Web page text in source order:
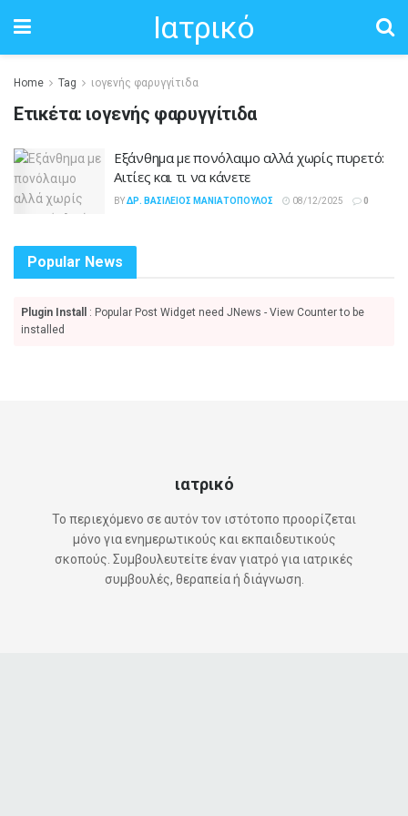
Ιατρικό
Home Tag ιογενής φαρυγγίτιδα
Ετικέτα: ιογενής φαρυγγίτιδα
Εξάνθημα με πονόλαιμο αλλά χωρίς πυρετό:
Αιτίες και τι να κάνετε
BYΔΡ. ΒΑΣΊΛΕΙΟΣ ΜΑΝΙΑΤΌΠΟΥΛΟΣ 08/12/2025 0
Popular News
Plugin Install
: Popular Post Widget need JNews - View Counter to be
installed
ιατρικό
Το περιεχόμενο σε αυτόν τον ιστότοπο προορίζεται
μόνο για ενημερωτικούς και εκπαιδευτικούς
σκοπούς. Συμβουλευτείτε έναν γιατρό για ιατρικές
συμβουλές, θεραπεία ή διάγνωση.